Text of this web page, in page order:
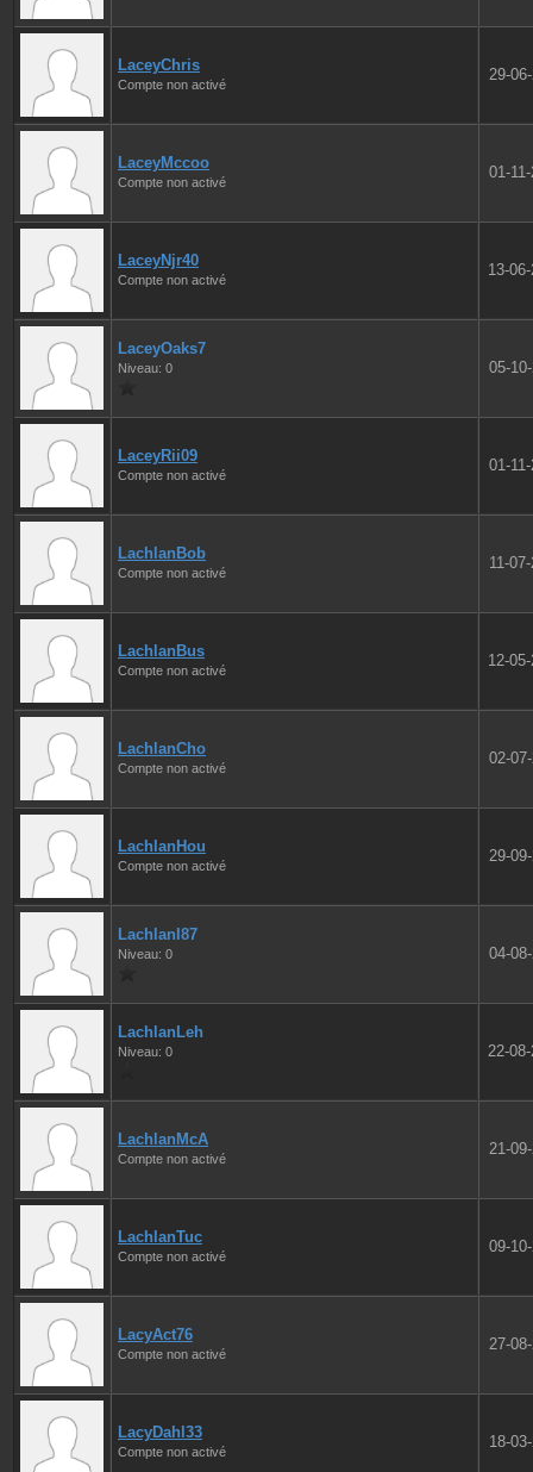
LaceyChris
Compte non activé
29-
LaceyMccoo
Compte non activé
01-
LaceyNjr40
Compte non activé
13-
LaceyOaks7
Niveau: 0 05-
LaceyRii09
Compte non activé
01-
LachlanBob
Compte non activé
11-
LachlanBus
Compte non activé
12-
LachlanCho
Compte non activé
02-
LachlanHou
Compte non activé
29-
LachlanI87
Niveau: 0 04-
LachlanLeh
Niveau: 0 22-
LachlanMcA
Compte non activé
21-
LachlanTuc
Compte non activé
09-
LacyAct76
Compte non activé
27-
LacyDahl33
Compte non activé
18-